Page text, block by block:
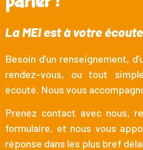
La MEI est à votre écoute
Besoin d’un renseignement,
rendez-vous, ou tout
écouté. Nous vous
Prenez contact avec nous,
formulaire, et nous vous
réponse dans les plus bref